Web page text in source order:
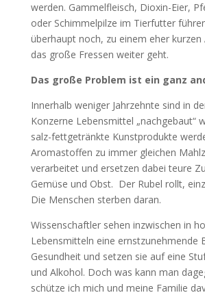
werden. Gammelfleisch, Dioxin-Eier,
oder Schimmelpilze im Tierfutter
überhaupt noch, zu einem eher
das große Fressen weiter geht.
Das große Problem ist ein ganz
Innerhalb weniger Jahrzehnte sind in
Konzerne Lebensmittel „nachgebaut“
salz-fettgetränkte Kunstprodukte
Aromastoffen zu immer gleichen
verarbeitet und ersetzen dabei teure
Gemüse und Obst. Der Rubel rollt,
Die Menschen sterben daran.
Wissenschaftler sehen inzwischen in
Lebensmitteln eine ernstzunehmende
Gesundheit und setzen sie auf eine
und Alkohol. Doch was kann man
schütze ich mich und meine Familie